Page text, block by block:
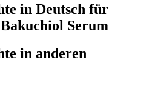
in Deutsch für
Serum
in anderen